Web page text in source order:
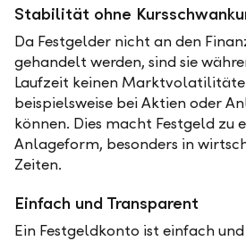
Stabilität ohne
Da Festgelder nicht an den
gehandelt werden, sind sie
Laufzeit keinen
beispielsweise bei Aktien oder
können. Dies macht Festgeld zu
Anlageform, besonders in
Zeiten.
Einfach und Transparent
Ein Festgeldkonto ist einfach